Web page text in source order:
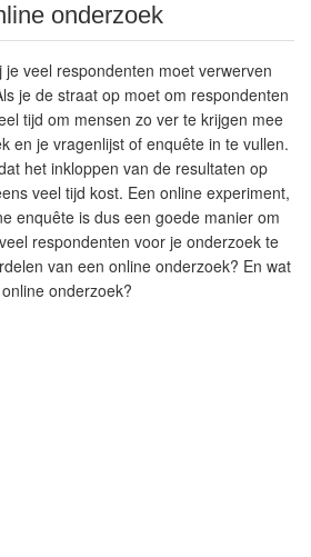
onderzoek
veel respondenten moet verwerven
je de straat op moet om respondenten
tijd om mensen zo ver te krijgen mee
en je vragenlijst of enquête in te vullen.
het inkloppen van de resultaten op
veel tijd kost. Een online experiment,
enquête is dus een goede manier om
respondenten voor je onderzoek te
van een online onderzoek? En wat
onderzoek?